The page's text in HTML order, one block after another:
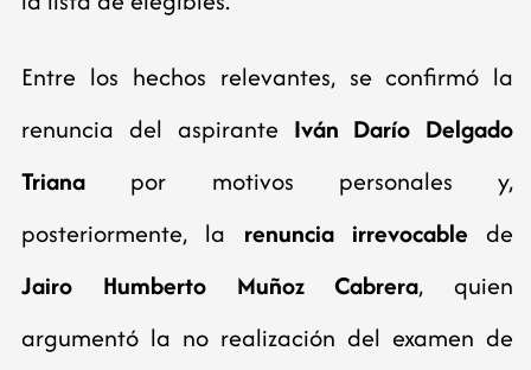
Entre los hechos relevantes, se confirmó la
renuncia del aspirante Iván Darío Delgado
Triana por motivos personales y,
posteriormente, la renuncia irrevocable de
Jairo Humberto Muñoz Cabrera, quien
argumentó la no realización del examen de